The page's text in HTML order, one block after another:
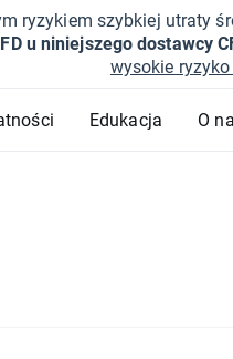
ryzykiem szybkiej utraty
u niniejszego dostawcy
wysokie
Edukacja O